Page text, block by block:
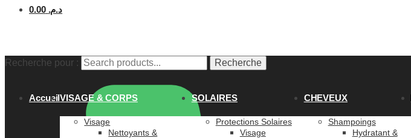
د.م. 0.00
Recherche pour : Recherche
AccueilVISAGE & CORPS
Visage
Nettoyants &
SOLAIRES
Protections Solaires
Visage
CHEVEUX
Shampoings
Hydratant &